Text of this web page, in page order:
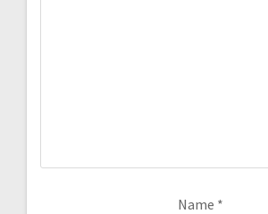
Name *